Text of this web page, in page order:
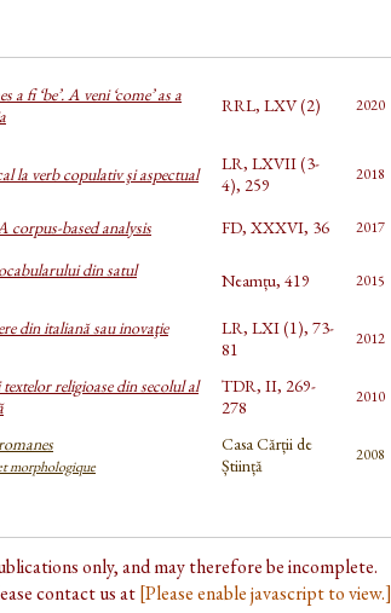
a fi ‘be’. A veni ‘come’ as a
RRL, LXV (2) 2020
la verb copulativ şi aspectual
LR, LXVII (3-
4), 259
2018
corpus-based analysis FD, XXXVI, 36 2017
din satul
Neamțu, 419 2015
din italiană sau inovaţie
LR, LXI (1), 73-
81
2012
religioase din secolul al
TDR, II, 269-
278
2010
morphologique
Casa Cărții de
Știință
2008
only, and may therefore be incomplete.
contact us at[Please enable javascript to view.]